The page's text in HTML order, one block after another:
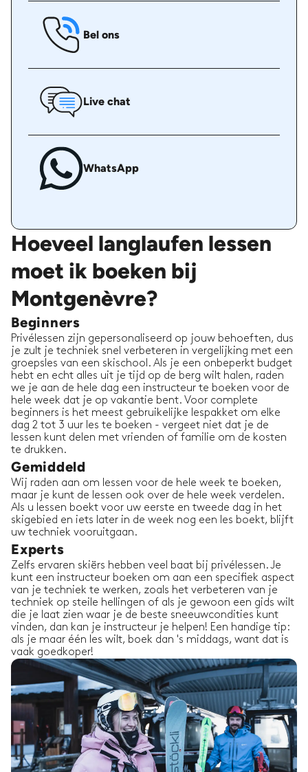
Bel ons
Live chat
WhatsApp
Hoeveel langlaufen lessen
moet ik boeken bij
Montgenèvre?
Beginners
Privélessen zijn gepersonaliseerd op jouw behoeften, dus
je zult je techniek snel verbeteren in vergelijking met een
groepsles van een skischool. Als je een onbeperkt budget
hebt en echt alles uit je tijd op de berg wilt halen, raden
we je aan de hele dag een instructeur te boeken voor de
hele week dat je op vakantie bent. Voor complete
beginners is het meest gebruikelijke lespakket om elke
dag 2 tot 3 uur les te boeken - vergeet niet dat je de
lessen kunt delen met vrienden of familie om de kosten
te drukken.
Gemiddeld
Wij raden aan om lessen voor de hele week te boeken,
maar je kunt de lessen ook over de hele week verdelen.
Als u lessen boekt voor uw eerste en tweede dag in het
skigebied en iets later in de week nog een les boekt, blijft
uw techniek vooruitgaan.
Experts
Zelfs ervaren skiërs hebben veel baat bij privélessen. Je
kunt een instructeur boeken om aan een specifiek aspect
van je techniek te werken, zoals het verbeteren van je
techniek op steile hellingen of als je gewoon een gids wilt
die je laat zien waar je de beste sneeuwcondities kunt
vinden, dan kan je instructeur je helpen! Een handige tip:
als je maar één les wilt, boek dan 's middags, want dat is
vaak goedkoper!